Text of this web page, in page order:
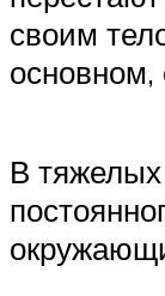
своим
основном,
В тяжелых